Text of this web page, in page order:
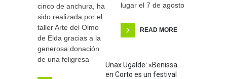
cinco de anchura, ha
sido realizada por el
taller Arte del Olmo
de Elda gracias a la
generosa donación
de una feligresa
lugar el 7 de agosto
READ MORE
Unax Ugalde: «Benissa
en Corto es un festival